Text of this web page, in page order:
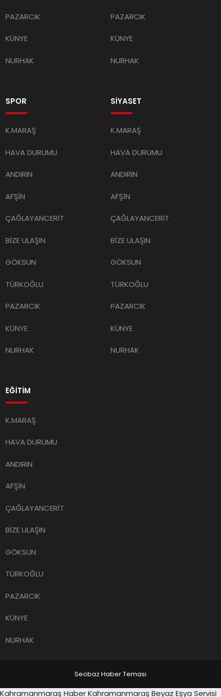
PAZARCIK
KÜNYE
NURHAK
PAZARCIK
KÜNYE
NURHAK
SPOR
K.MARAŞ
HAVA DURUMU
ANDIRIN
AFŞİN
ÇAĞLAYANCERİT
BİZE ULAŞIN
GÖKSUN
TÜRKOĞLU
PAZARCIK
KÜNYE
NURHAK
SİYASET
K.MARAŞ
HAVA DURUMU
ANDIRIN
AFŞİN
ÇAĞLAYANCERİT
BİZE ULAŞIN
GÖKSUN
TÜRKOĞLU
PAZARCIK
KÜNYE
NURHAK
EĞİTİM
K.MARAŞ
HAVA DURUMU
ANDIRIN
AFŞİN
ÇAĞLAYANCERİT
BİZE ULAŞIN
GÖKSUN
TÜRKOĞLU
PAZARCIK
KÜNYE
NURHAK
Seobaz Haber Teması
Sancaktepe
Kahramanmaraş HaberKahramanmaraş Beyaz Eşya Servisi